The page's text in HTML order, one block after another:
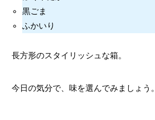
黒ごま
ふかいり
長方形のスタイリッシュな箱。
今日の気分で、味を選んでみましょう。